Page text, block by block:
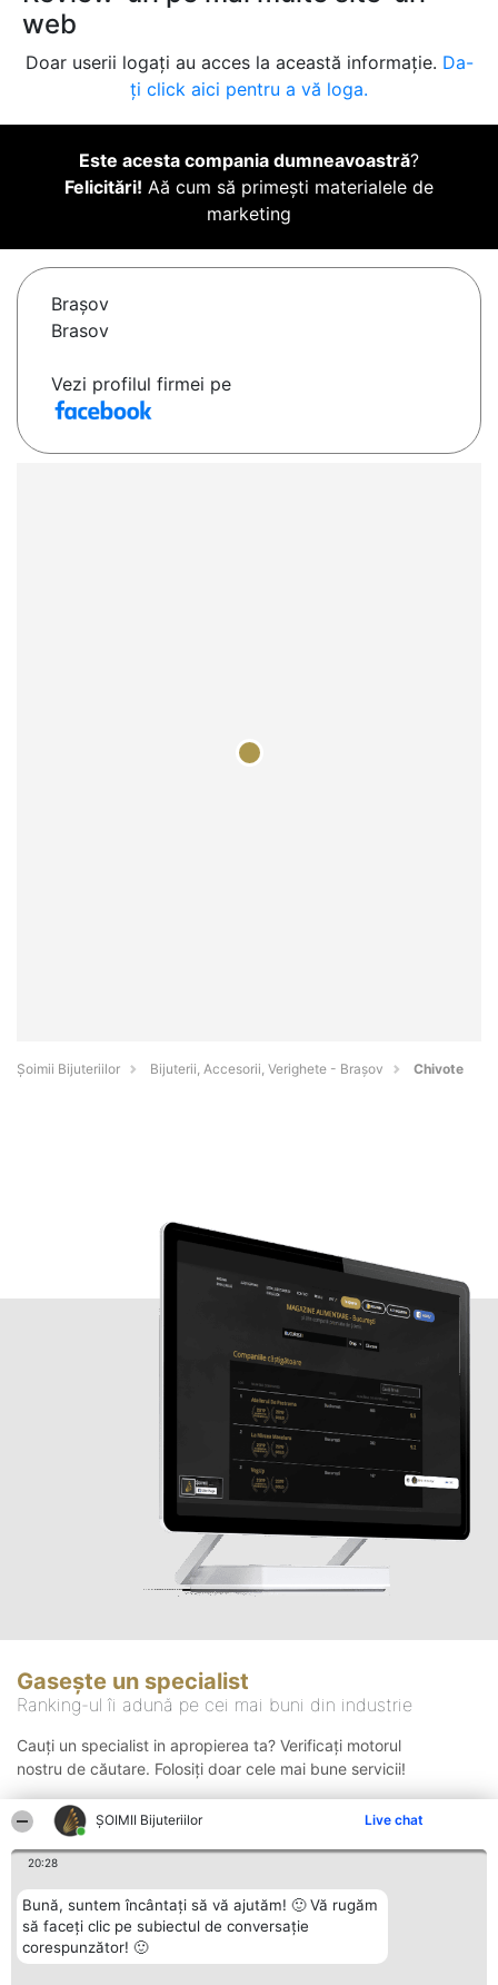
ŞOIMII Bijuteriilor Live chat
20:28
Bună, suntem încântați să vă ajutăm! 🙂 Vă rugăm
să faceți clic pe subiectul de conversație
corespunzător! 🙂
web
Doar userii logați au acces la această informație. Da-
ți click aici pentru a vă loga.
Este acesta compania dumneavoastră?
Felicitări! Aă cum să primești materialele de
marketing
Braşov
Brasov
Vezi profilul firmei pe
Şoimii Bijuteriilor Bijuterii, Accesorii, Verighete - Braşov Chivote
Gasește un specialist
Ranking-ul îi adună pe cei mai buni din industrie
Cauți un specialist in apropierea ta? Verificați motorul
nostru de căutare. Folosiți doar cele mai bune servicii!